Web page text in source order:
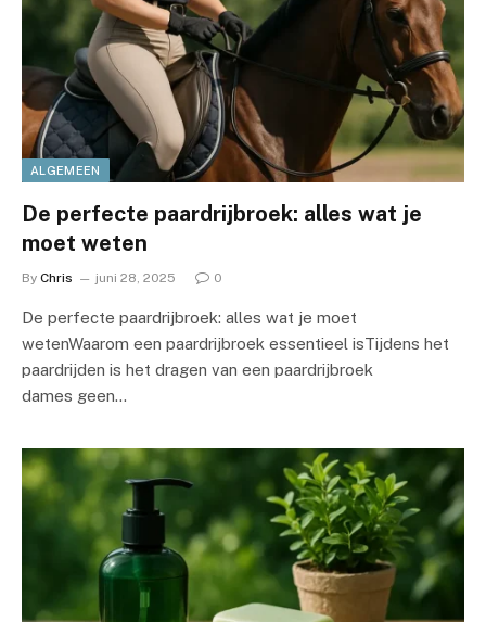
ALGEMEEN
De perfecte paardrijbroek: alles wat je
moet weten
By Chris juni 28, 2025 0
De perfecte paardrijbroek: alles wat je moet
wetenWaarom een paardrijbroek essentieel isTijdens het
paardrijden is het dragen van een paardrijbroek
dames geen…